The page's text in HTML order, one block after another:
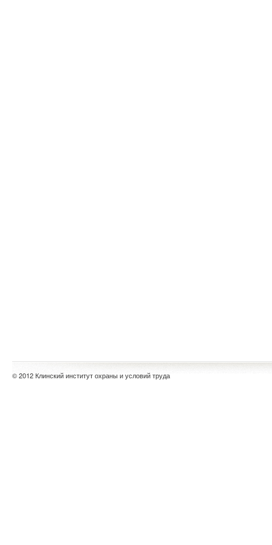
© 2012 Клинский институт охраны и условий труда